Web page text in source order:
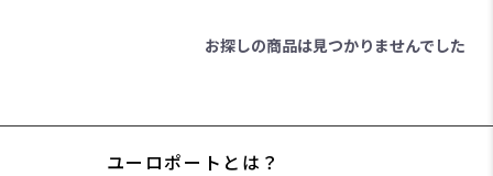
お探しの商品は見つかりませんでした
ユーロポートとは？